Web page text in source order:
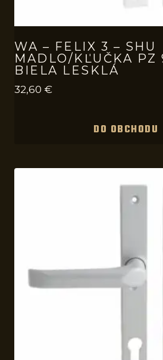
WA – FELIX 3 – SHU
MADLO/KĽUČKA PZ
BIELA LESKLÁ
32,60 €
DO